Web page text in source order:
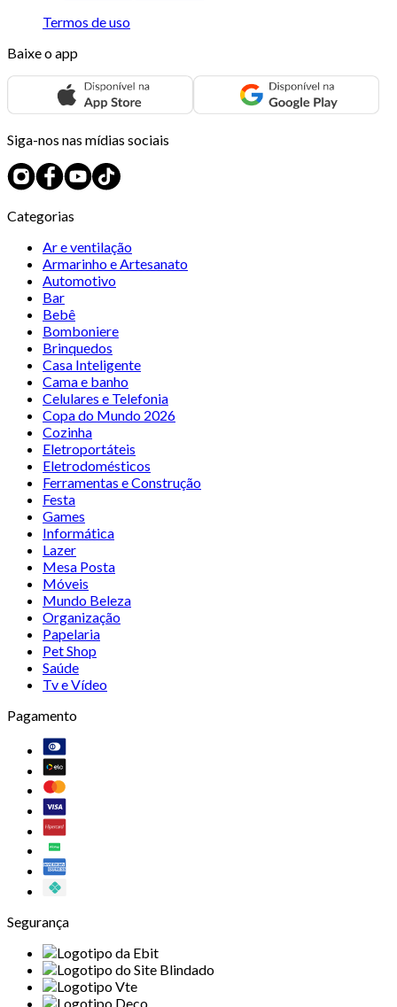
Termos de uso
Baixe o app
Siga-nos nas mídias sociais
Categorias
Ar e ventilação
Armarinho e Artesanato
Automotivo
Bar
Bebê
Bomboniere
Brinquedos
Casa Inteligente
Cama e banho
Celulares e Telefonia
Copa do Mundo 2026
Cozinha
Eletroportáteis
Eletrodomésticos
Ferramentas e Construção
Festa
Games
Informática
Lazer
Mesa Posta
Móveis
Mundo Beleza
Organização
Papelaria
Pet Shop
Saúde
Tv e Vídeo
Pagamento
Segurança